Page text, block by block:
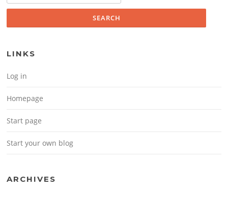
LINKS
Log in
Homepage
Start page
Start your own blog
ARCHIVES